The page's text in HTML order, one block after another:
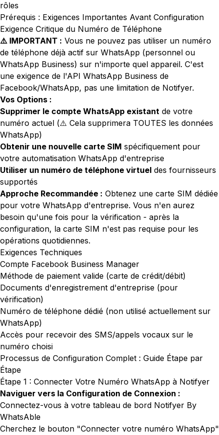
rôles
Prérequis : Exigences Importantes Avant Configuration
Exigence Critique du Numéro de Téléphone
⚠️ IMPORTANT : Vous ne pouvez pas utiliser un numéro
de téléphone déjà actif sur WhatsApp (personnel ou
WhatsApp Business) sur n'importe quel appareil. C'est
une exigence de l'API WhatsApp Business de
Facebook/WhatsApp, pas une limitation de Notifyer.
Vos Options :
Supprimer le compte WhatsApp existant de votre
numéro actuel (⚠️ Cela supprimera TOUTES les données
WhatsApp)
Obtenir une nouvelle carte SIM spécifiquement pour
votre automatisation WhatsApp d'entreprise
Utiliser un numéro de téléphone virtuel des fournisseurs
supportés
Approche Recommandée : Obtenez une carte SIM dédiée
pour votre WhatsApp d'entreprise. Vous n'en aurez
besoin qu'une fois pour la vérification - après la
configuration, la carte SIM n'est pas requise pour les
opérations quotidiennes.
Exigences Techniques
Compte Facebook Business Manager
Méthode de paiement valide (carte de crédit/débit)
Documents d'enregistrement d'entreprise (pour
vérification)
Numéro de téléphone dédié (non utilisé actuellement sur
WhatsApp)
Accès pour recevoir des SMS/appels vocaux sur le
numéro choisi
Processus de Configuration Complet : Guide Étape par
Étape
Étape 1 : Connecter Votre Numéro WhatsApp à Notifyer
Naviguer vers la Configuration de Connexion :
Connectez-vous à votre tableau de bord Notifyer By
WhatsAble
Cherchez le bouton "Connecter votre numéro WhatsApp"